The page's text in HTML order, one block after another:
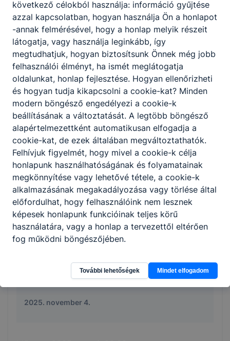
2025. december 12.
Időpont: 2025. dec. 12. 23:00
Tanítás nélküli munkanap.
Nyitott nap ESEMÉNY
2025. december 1.
Időpont: 2025. dec. 1. 15:00
Pályaválasztási délután: 8. osztályos tanulók és
szüleik fogadása.
Az európai kereskedelem világnapja ESEMÉNY
2025. november 4.
következő célokból használja: információ gyűjtése
azzal kapcsolatban, hogyan használja Ön a honlapot
-annak felmérésével, hogy a honlap melyik részeit
látogatja, vagy használja leginkább, így
megtudhatjuk, hogyan biztosítsunk Önnek még jobb
felhasználói élményt, ha ismét meglátogatja
oldalunkat, honlap fejlesztése. Hogyan ellenőrizheti
és hogyan tudja kikapcsolni a cookie-kat? Minden
modern böngésző engedélyezi a cookie-k
beállításának a változtatását. A legtöbb böngésző
alapértelmezettként automatikusan elfogadja a
cookie-kat, de ezek általában megváltoztathatók.
Felhívjuk figyelmét, hogy mivel a cookie-k célja
honlapunk használhatóságának és folyamatainak
megkönnyítése vagy lehetővé tétele, a cookie-k
alkalmazásának megakadályozása vagy törlése által
előfordulhat, hogy felhasználóink nem lesznek
képesek honlapunk funkcióinak teljes körű
használatára, vagy a honlap a tervezettől eltérően
fog működni böngészőjében.
További lehetőségek Mindet elfogadom